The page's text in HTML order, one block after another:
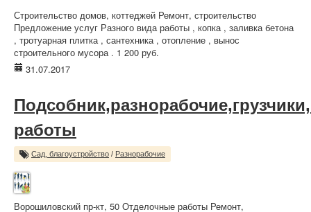
Строительство домов, коттеджей Ремонт, строительство
Предложение услуг Разного вида работы , копка , заливка бетона
, тротуарная плитка , сантехника , отопление , вынос
строительного мусора . 1 200 руб.
31.07.2017
работы
Сад, благоустройство / Разнорабочие
Ворошиловский пр-кт, 50 Отделочные работы Ремонт,